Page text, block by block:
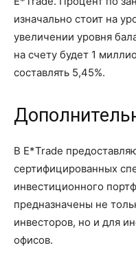
изначально стоит на
увеличении уровня
на счету будет 1
составлять 5,45%.
В E*Trade
сертифицированных
инвестиционного
предназначены не
инвесторов, но и для
офисов.